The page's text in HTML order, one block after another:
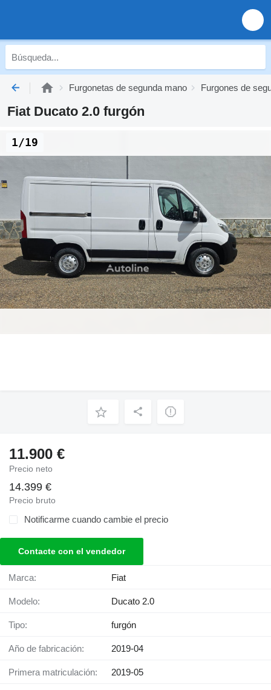
Furgonetas de segunda mano Furgones de
Fiat Ducato 2.0 furgón
1/19
11.900 €
Precio neto
14.399 €
Precio bruto
Notificarme cuando cambie el precio
Contacte con el vendedor
Marca: Fiat
Modelo: Ducato 2.0
Tipo: furgón
Año de fabricación: 2019-04
Primera matriculación: 2019-05